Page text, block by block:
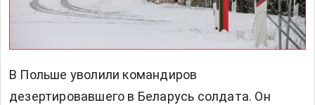
В Польше уволили командиров
дезертировавшего в Беларусь солдата. Он